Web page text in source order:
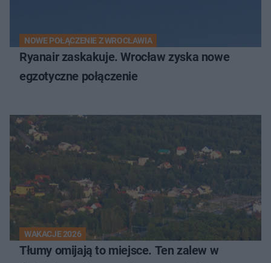
NOWE POŁĄCZENIE Z WROCŁAWIA
Ryanair zaskakuje. Wrocław zyska nowe
egzotyczne połączenie
WAKACJE 2026
Tłumy omijają to miejsce. Ten zalew w